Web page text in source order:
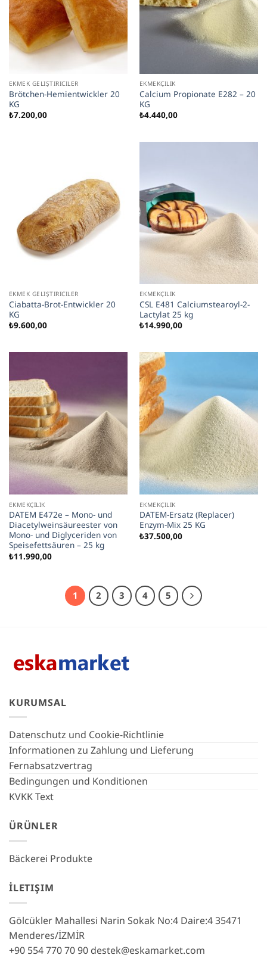
EKMEK GELIŞTIRICILER
Brötchen-Hemientwickler 20
KG
₺7.200,00
EKMEKÇILIK
Calcium Propionate E282 – 20
KG
₺4.440,00
EKMEK GELIŞTIRICILER
Ciabatta-Brot-Entwickler 20
KG
₺9.600,00
EKMEKÇILIK
CSL E481 Calciumstearoyl-2-
Lactylat 25 kg
₺14.990,00
EKMEKÇILIK
DATEM E472e – Mono- und
Diacetylweinsäureester von
Mono- und Diglyceriden von
Speisefettsäuren – 25 kg
₺11.990,00
EKMEKÇILIK
DATEM-Ersatz (Replacer)
Enzym-Mix 25 KG
₺37.500,00
1 2 3 4 5
KURUMSAL
Datenschutz und Cookie-Richtlinie
Informationen zu Zahlung und Lieferung
Fernabsatzvertrag
Bedingungen und Konditionen
KVKK Text
ÜRÜNLER
Bäckerei Produkte
İLETIŞIM
Gölcükler Mahallesi Narin Sokak No:4 Daire:4 35471
Menderes/İZMİR
+90 554 770 70 90 destek@eskamarket.com